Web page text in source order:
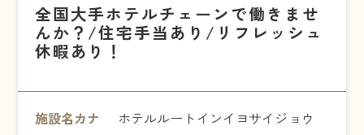
全国大手ホテルチェーンで働きませ
んか？/住宅手当あり/リフレッシュ
休暇あり！
施設名カナ
ホテルルートインイヨサイジョウ